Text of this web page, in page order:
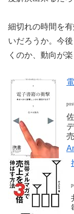
細切れの時間を
いだろうか。今
くのか、動向が楽